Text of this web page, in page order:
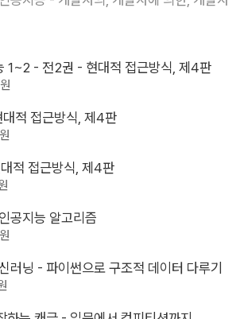
1~2 - 전2권 - 현대적 접근방식, 제4판
원
적 접근방식, 제4판
원
적 접근방식, 제4판
공지능 알고리즘
원
러닝 - 파이썬으로 구조적 데이터 다루기